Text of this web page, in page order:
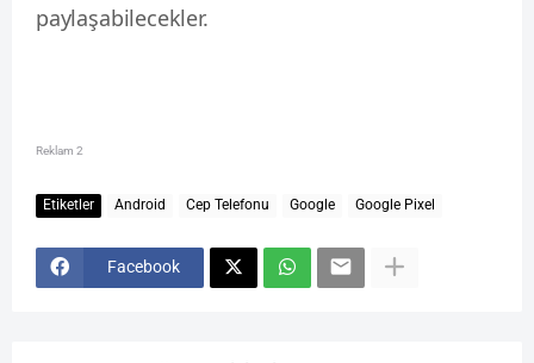
paylaşabilecekler.
Reklam 2
Etiketler Android Cep Telefonu Google Google Pixel
Facebook